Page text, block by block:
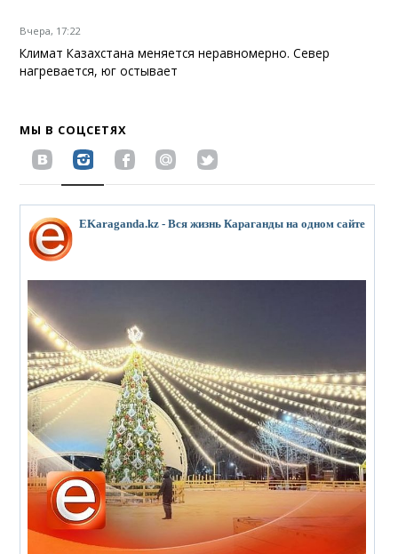
Вчера, 17:22
Климат Казахстана меняется неравномерно. Север
нагревается, юг остывает
МЫ В СОЦСЕТЯХ
EKaraganda.kz - Вся жизнь Караганды на одном сайте